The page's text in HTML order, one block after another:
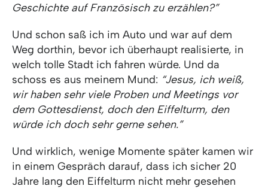
Geschichte auf Französisch zu erzählen?”
Und schon saß ich im Auto und war auf dem
Weg dorthin, bevor ich überhaupt realisierte, in
welch tolle Stadt ich fahren würde. Und da
schoss es aus meinem Mund: “Jesus, ich weiß,
wir haben sehr viele Proben und Meetings vor
dem Gottesdienst, doch den Eiffelturm, den
würde ich doch sehr gerne sehen.”
Und wirklich, wenige Momente später kamen wir
in einem Gespräch darauf, dass ich sicher 20
Jahre lang den Eiffelturm nicht mehr gesehen